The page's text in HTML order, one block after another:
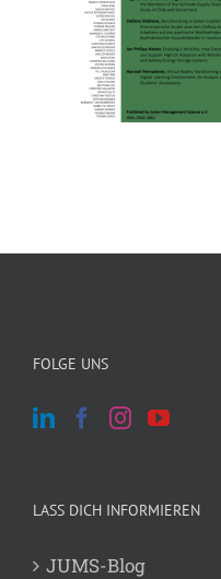
FOLGE UNS
LASS DICH INFORMIEREN
JUMS-Blog